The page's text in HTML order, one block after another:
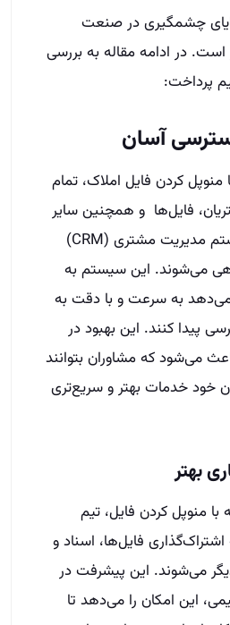
چشمگیری در صنعت
است. در ادامه مقاله به بررسی
پرداخت:
آسان
کردن فایل املاک، تمام
فایل‌ها و همچنین سایر
اسناد مهم در یک سیستم مدیریت مشتری (CRM)
می‌شوند. این سیستم به
می‌دهد به سرعت و با دقت به
پیدا کنند. این بهبود در
می‌شود که مشاوران بتوانند
خود خدمات بهتر و سریع‌تری
بهتر
منوپل کردن فایل، تیم
فایل‌ها، اسناد و
می‌شوند. این پیشرفت در
این امکان را می‌دهد تا